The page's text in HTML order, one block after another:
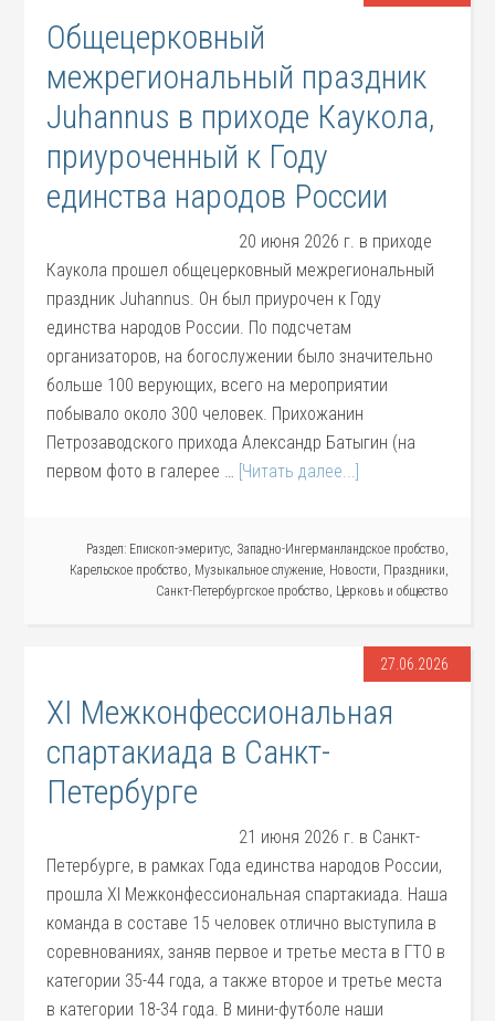
Общецерковный
межрегиональный праздник
Juhannus в приходе Каукола,
приуроченный к Году
единства народов России
20 июня 2026 г. в приходе
Каукола прошел общецерковный межрегиональный
праздник Juhannus. Он был приурочен к Году
единства народов России. По подсчетам
организаторов, на богослужении было значительно
больше 100 верующих, всего на мероприятии
побывало около 300 человек. Прихожанин
Петрозаводского прихода Александр Батыгин (на
первом фото в галерее … [Читать далее...]
Раздел: Епископ-эмеритус, Западно-Ингерманландское пробство,
Карельское пробство, Музыкальное служение, Новости, Праздники,
Санкт-Петербургское пробство, Церковь и общество
27.06.2026
XI Межконфессиональная
спартакиада в Санкт-
Петербурге
21 июня 2026 г. в Санкт-
Петербурге, в рамках Года единства народов России,
прошла XI Межконфессиональная спартакиада. Наша
команда в составе 15 человек отлично выступила в
соревнованиях, заняв первое и третье места в ГТО в
категории 35-44 года, а также второе и третье места
в категории 18-34 года. В мини-футболе наши